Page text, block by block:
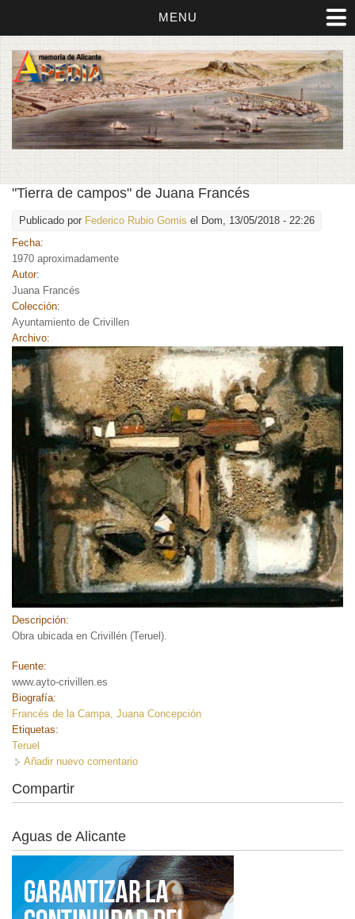
MENU
"Tierra de campos" de Juana Francés
Publicado por Federico Rubio Gomis el Dom, 13/05/2018 - 22:26
Fecha:
1970 aproximadamente
Autor:
Juana Francés
Colección:
Ayuntamiento de Crivillen
Archivo:
Descripción:
Obra ubicada en Crivillén (Teruel).
Fuente:
www.ayto-crivillen.es
Biografía:
Francés de la Campa, Juana Concepción
Etiquetas:
Teruel
Añadir nuevo comentario
Compartir
Aguas de Alicante